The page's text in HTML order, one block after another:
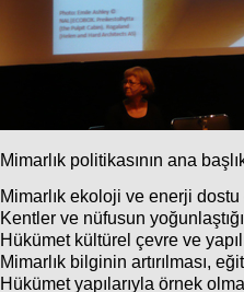
Mimarlık politikasının ana
Mimarlık ekoloji ve enerji dostu
Kentler ve nüfusun
Hükümet kültürel çevre ve
Mimarlık bilginin artırılması,
Hükümet yapılarıyla örnek